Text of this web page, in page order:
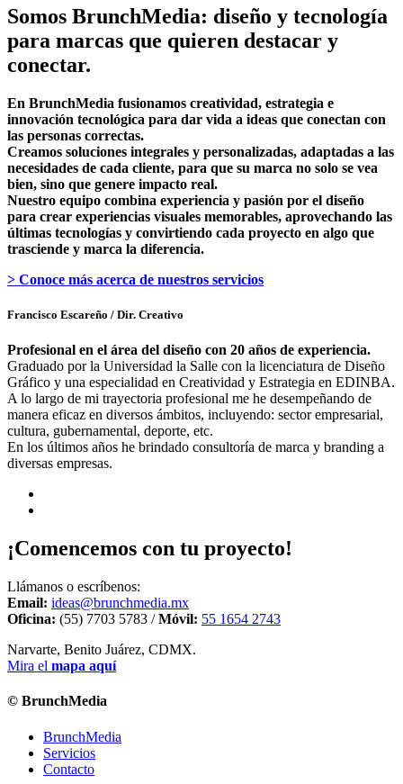
Somos BrunchMedia: diseño y tecnología
para marcas que quieren destacar y
conectar.
En BrunchMedia fusionamos creatividad, estrategia e
innovación tecnológica para dar vida a ideas que conectan con
las personas correctas.
Creamos soluciones integrales y personalizadas, adaptadas a las
necesidades de cada cliente, para que su marca no solo se vea
bien, sino que genere impacto real.
Nuestro equipo combina experiencia y pasión por el diseño
para crear experiencias visuales memorables, aprovechando las
últimas tecnologías y convirtiendo cada proyecto en algo que
trasciende y marca la diferencia.
> Conoce más acerca de nuestros servicios
Francisco Escareño / Dir. Creativo
Profesional en el área del diseño con 20 años de experiencia.
Graduado por la Universidad la Salle con la licenciatura de Diseño
Gráfico y una especialidad en Creatividad y Estrategia en EDINBA.
A lo largo de mi trayectoria profesional me he desempeñando de
manera eficaz en diversos ámbitos, incluyendo: sector empresarial,
cultura, gubernamental, deporte, etc.
En los últimos años he brindado consultoría de marca y branding a
diversas empresas.
¡Comencemos con tu proyecto!
Llámanos o escríbenos:
Email: ideas@brunchmedia.mx
Oficina: (55) 7703 5783 /Móvil: 55 1654 2743
Narvarte, Benito Juárez, CDMX.
Mira el mapa aquí
© BrunchMedia
BrunchMedia
Servicios
Contacto